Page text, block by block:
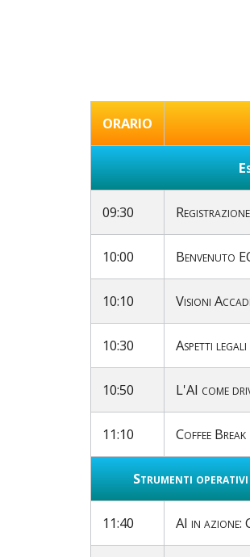
ORARIO
09:30
10:00 Benvenuto
10:10 Visioni
10:30 Aspetti
10:50 L'AI come
11:10 Coffee Break
Strumenti
11:40 AI in azione: